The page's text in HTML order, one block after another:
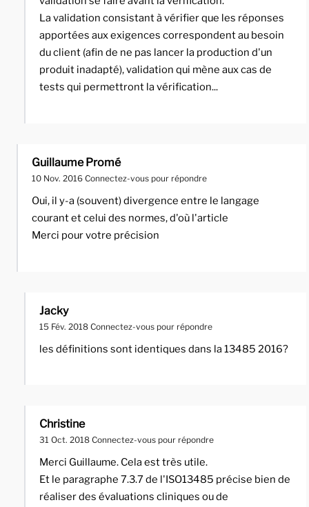
La validation consistant à vérifier que les réponses
apportées aux exigences correspondent au besoin
du client (afin de ne pas lancer la production d'un
produit inadapté), validation qui mène aux cas de
tests qui permettront la vérification...
Guillaume Promé
10 Nov. 2016 Connectez-vous pour répondre
Oui, il y-a (souvent) divergence entre le langage
courant et celui des normes, d'où l'article
Merci pour votre précision
Jacky
15 Fév. 2018 Connectez-vous pour répondre
les définitions sont identiques dans la 13485 2016?
Christine
31 Oct. 2018 Connectez-vous pour répondre
Merci Guillaume. Cela est très utile.
Et le paragraphe 7.3.7 de l'ISO13485 précise bien de
réaliser des évaluations cliniques ou de